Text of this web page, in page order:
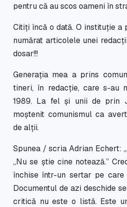
pentru că au scos oameni în
Citiți încă o dată. O instituție a
numărat articolele unei
dosar!!!
Generația mea a prins
tineri, în redacție, care s-au
1989. La fel și unii de prin
moștenit comunismul ca
de alții.
Spunea / scria Adrian Echert:
„Nu se știe cine notează.”
închise într-un sertar pe care
Documentul de azi deschide
critică nu este o listă. Este